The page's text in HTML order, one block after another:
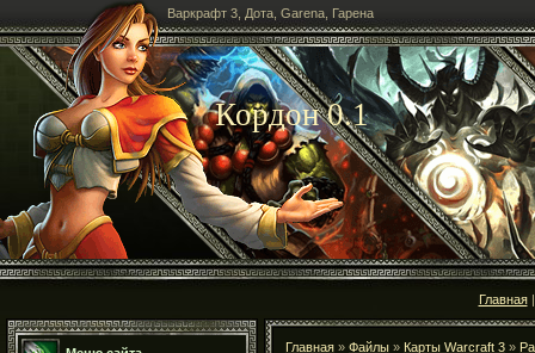
Варкрафт 3, Дота, Garena, Гарена
Кордон 0.1
Главная
Главная » Файлы » Карты Warcraft 3 »